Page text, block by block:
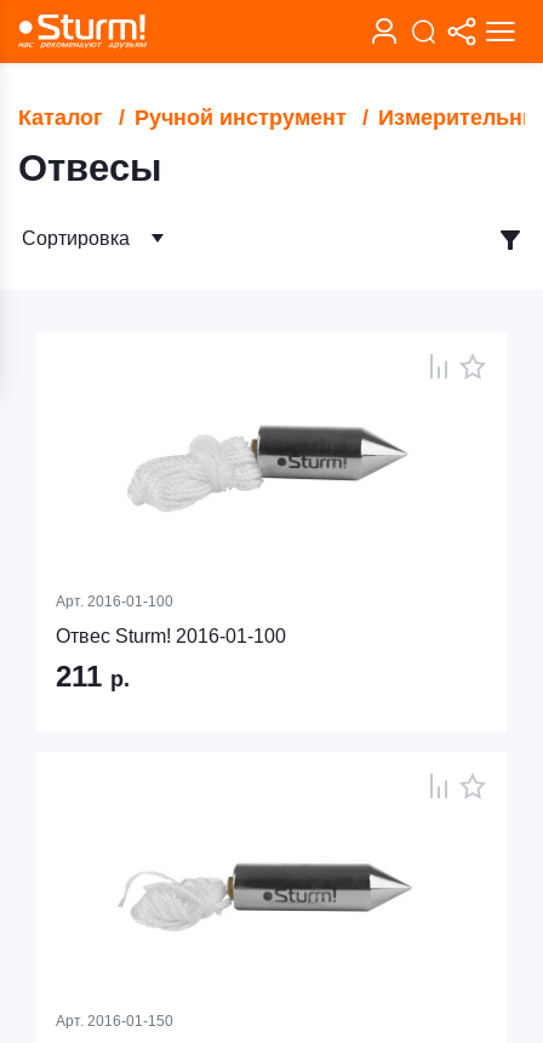
Каталог Ручной инструмент
Отвесы
Сортировка
Арт. 2016-01-100
Отвес Sturm! 2016-01-100
211 р.
Арт. 2016-01-150